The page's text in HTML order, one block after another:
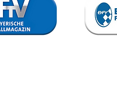
SV
II